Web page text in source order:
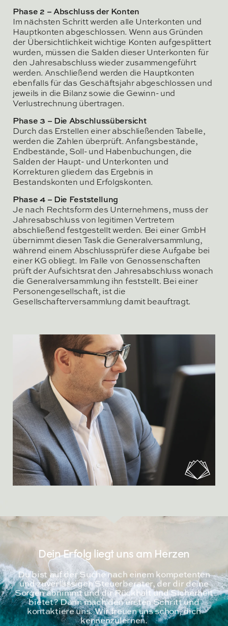
Phase 2 – Abschluss der Konten
Im nächsten Schritt werden alle Unterkonten und
Hauptkonten abgeschlossen. Wenn aus Gründen
der Übersichtlichkeit wichtige Konten aufgesplittert
wurden, müssen die Salden dieser Unterkonten für
den Jahresabschluss wieder zusammengeführt
werden. Anschließend werden die Hauptkonten
ebenfalls für das Geschäftsjahr abgeschlossen und
jeweils in die Bilanz sowie die Gewinn- und
Verlustrechnung übertragen.
Phase 3 – Die Abschlussübersicht
Durch das Erstellen einer abschließenden Tabelle,
werden die Zahlen überprüft. Anfangsbestände,
Endbestände, Soll- und Habenbuchungen, die
Salden der Haupt- und Unterkonten und
Korrekturen gliedern das Ergebnis in
Bestandskonten und Erfolgskonten.
Phase 4 – Die Feststellung
Je nach Rechtsform des Unternehmens, muss der
Jahresabschluss von legitimen Vertretern
abschließend festgestellt werden. Bei einer GmbH
übernimmt diesen Task die Generalversammlung,
während einem Abschlussprüfer diese Aufgabe bei
einer KG obliegt. Im Falle von Genossenschaften
prüft der Aufsichtsrat den Jahresabschluss wonach
die Generalversammlung ihn feststellt. Bei einer
Personengesellschaft, ist die
Gesellschafterversammlung damit beauftragt.
Dein Erfolg liegt uns am Herzen
Du bist auf der Suche nach einem kompetenten
und zuverlässigen Steuerberater, der dir deine
Sorgen abnimmt und dir Rückhalt und Sicherheit
bietet? Dann mach den ersten Schritt und
kontaktiere uns. Wir freuen uns schon, dich
kennenzulernen.